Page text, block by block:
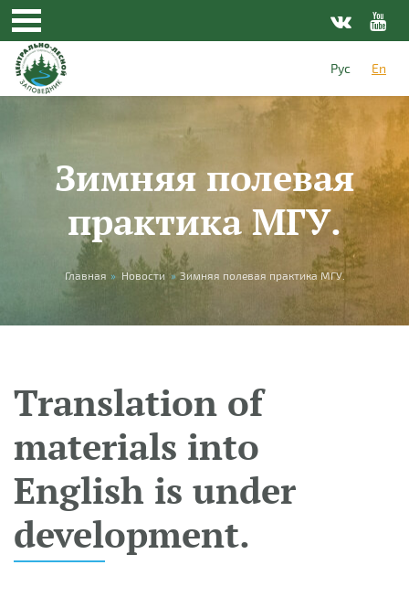
Skip to main content
Рус
En
Зимняя полевая
практика МГУ.
You are here
Главная » Новости » Зимняя полевая практика МГУ.
Translation of
materials into
English is under
development.